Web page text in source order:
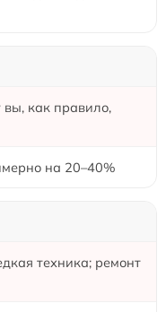
как правило,
на 20–40%
техника; ремонт